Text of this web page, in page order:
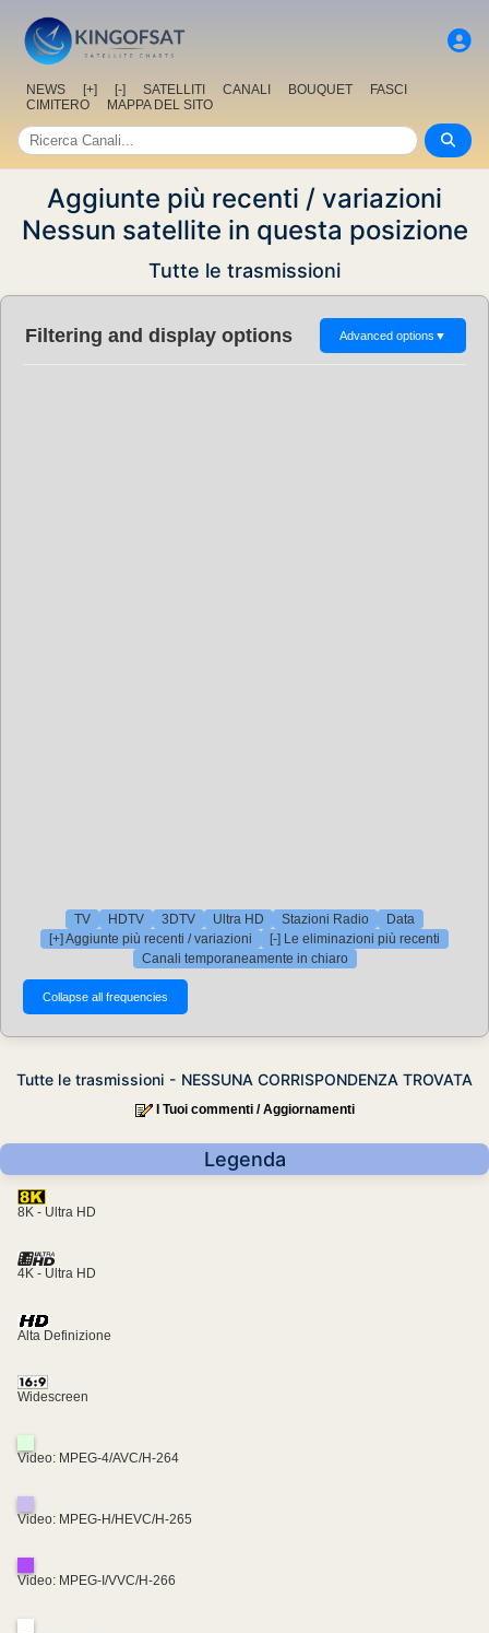
NEWS [+] [-] SATELLITI CANALI BOUQUET
FASCI
CIMITERO
MAPPA DEL SITO
Aggiunte più recenti / variazioni
Nessun satellite in questa posizione
Tutte le trasmissioni
Filtering and display options Advanced options ▼
TV HDTV 3DTV Ultra HD Stazioni Radio
Data
[+] Aggiunte più recenti / variazioni
[-] Le eliminazioni più recenti
Canali temporaneamente in chiaro
Tutte le trasmissioni - NESSUNA CORRISPONDENZA TROVATA
I Tuoi commenti / Aggiornamenti
Legenda
8K - Ultra HD
4K - Ultra HD
Alta Definizione
Widescreen
Video: MPEG-4/AVC/H-264
Video: MPEG-H/HEVC/H-265
Video: MPEG-I/VVC/H-266